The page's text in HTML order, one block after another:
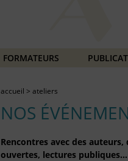
FORMATEURS
accueil > ateliers
NOS
Rencontres avec des
ouvertes, lectures